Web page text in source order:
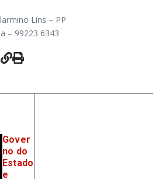
Lins – PP
– 99223 6343
Gover
no do
Estado
e